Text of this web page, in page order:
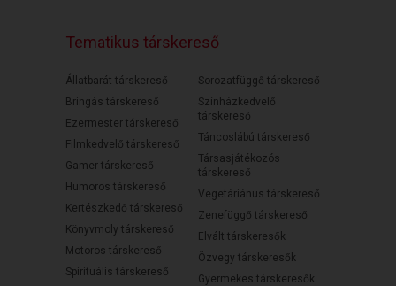
Tematikus társkereső
Állatbarát társkereső
Bringás társkereső
Ezermester társkereső
Filmkedvelő társkereső
Gamer társkereső
Humoros társkereső
Kertészkedő társkereső
Könyvmoly társkereső
Motoros társkereső
Spirituális társkereső
Sorozatfüggő társkereső
Színházkedvelő
társkereső
Táncoslábú társkereső
Társasjátékozós
társkereső
Vegetáriánus társkereső
Zenefüggő társkereső
Elvált társkeresők
Özvegy társkeresők
Gyermekes társkeresők